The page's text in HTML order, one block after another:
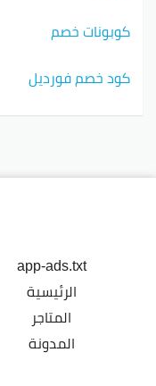
كوبونات خصم
كود خصم فورديل
app-ads.txt
الرئيسية
المتاجر
المدونة